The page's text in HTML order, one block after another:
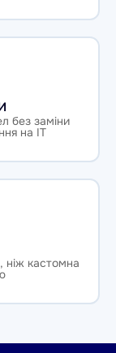
без заміни
на IT
ніж кастомна